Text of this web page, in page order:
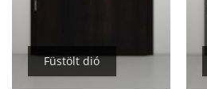
Füstölt dió